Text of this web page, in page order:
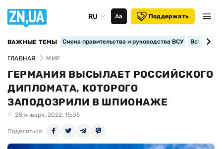
RU Аа Поддержать
ВАЖНЫЕ ТЕМЫ Смена правительства и руководства ВСУ
ГЛАВНАЯ МИР
ГЕРМАНИЯ ВЫСЫЛАЕТ РОССИЙСКОГО
ДИПЛОМАТА, КОТОРОГО
ЗАПОДОЗРИЛИ В ШПИОНАЖЕ
28 января, 2022, 15:05
Поделиться